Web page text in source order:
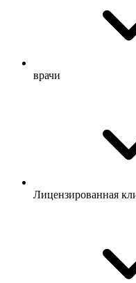
врачи
Лицензированная